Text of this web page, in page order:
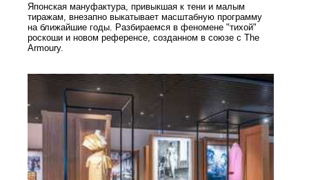
Японская мануфактура, привыкшая к тени и малым
тиражам, внезапно выкатывает масштабную программу
на ближайшие годы. Разбираемся в феномене "тихой"
роскоши и новом референсе, созданном в союзе с The
Armoury.